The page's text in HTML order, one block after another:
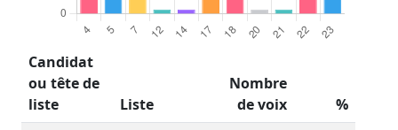
Candidat
ou tête de
liste
Liste
Nombre
de voix
%